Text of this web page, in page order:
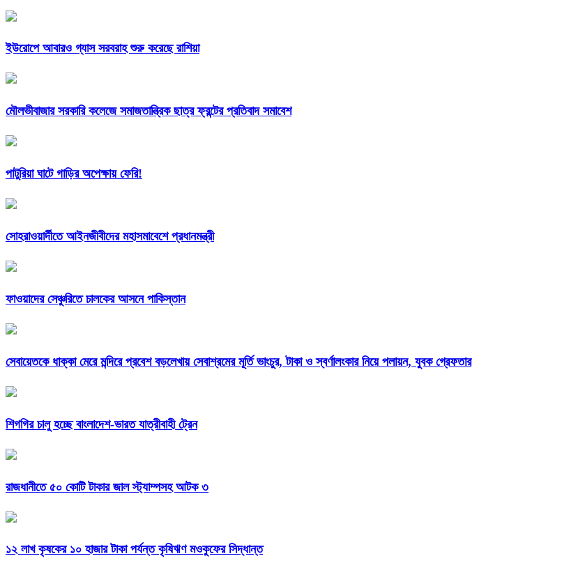
ইউরোপে আবারও গ্যাস সরবরাহ শুরু করেছে রাশিয়া
মৌলভীবাজার সরকারি কলেজে সমাজতান্ত্রিক ছাত্র ফ্রন্টের প্রতিবাদ সমাবেশ
পাটুরিয়া ঘাটে গাড়ির অপেক্ষায় ফেরি!
সোহরাওয়ার্দীতে আইনজীবীদের মহাসমাবেশে প্রধানমন্ত্রী
ফাওয়াদের সেঞ্চুরিতে চালকের আসনে পাকিস্তান
সেবায়েতকে ধাক্কা মেরে মন্দিরে প্রবেশ বড়লেখায় সেবাশ্রমের মূর্তি ভাংচুর, টাকা ও স্বর্ণালংকার নিয়ে পলায়ন, যুবক গ্রেফতার
শিগগির চালু হচ্ছে বাংলাদেশ-ভারত যাত্রীবাহী ট্রেন
রাজধানীতে ৫০ কোটি টাকার জাল স্ট্যাম্পসহ আটক ৩
১২ লাখ কৃষকের ১০ হাজার টাকা পর্যন্ত কৃষিঋণ মওকুফের সিদ্ধান্ত